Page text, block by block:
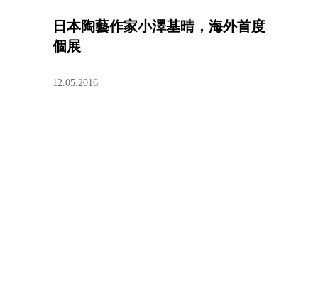
日本陶藝作家小澤基晴，海外首度
個展
12.05.2016